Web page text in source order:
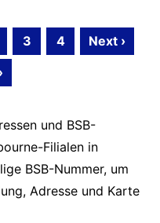
3 4
Next ›
und BSB-
Filialen in
BSB-Nummer, um
Adresse und Karte